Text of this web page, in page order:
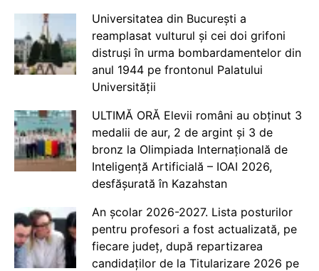
Universitatea din București a
reamplasat vulturul și cei doi grifoni
distruși în urma bombardamentelor din
anul 1944 pe frontonul Palatului
Universității
ULTIMĂ ORĂ Elevii români au obținut 3
medalii de aur, 2 de argint și 3 de
bronz la Olimpiada Internațională de
Inteligență Artificială – IOAI 2026,
desfășurată în Kazahstan
An școlar 2026-2027. Lista posturilor
pentru profesori a fost actualizată, pe
fiecare județ, după repartizarea
candidaților de la Titularizare 2026 pe